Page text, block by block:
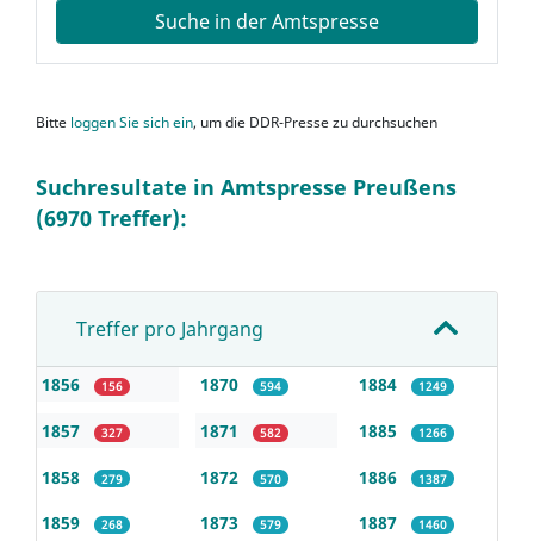
Suche in der Amtspresse
Bitte loggen Sie sich ein, um die DDR-Presse zu durchsuchen
Suchresultate in Amtspresse Preußens
(6970 Treffer):
Treffer pro Jahrgang
1856 156
1857 327
1858 279
1859 268
1870 594
1871 582
1872 570
1873 579
1884 1249
1885 1266
1886 1387
1887 1460